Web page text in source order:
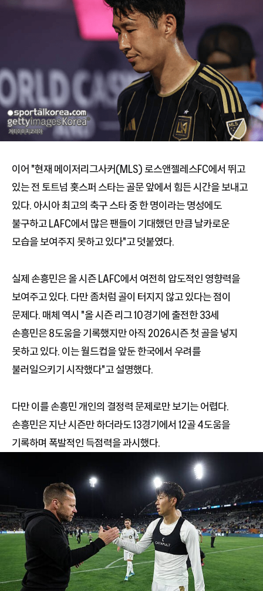
이어 "현재 메이저리그사커(MLS) 로스앤젤레스FC에서 뛰고
있는 전 토트넘 홋스퍼 스타는 골문 앞에서 힘든 시간을 보내고
있다. 아시아 최고의 축구 스타 중 한 명이라는 명성에도
불구하고 LAFC에서 많은 팬들이 기대했던 만큼 날카로운
모습을 보여주지 못하고 있다"고 덧붙였다.
실제 손흥민은 올 시즌 LAFC에서 여전히 압도적인 영향력을
보여주고 있다. 다만 좀처럼 골이 터지지 않고 있다는 점이
문제다. 매체 역시 "올 시즌 리그 10경기에 출전한 33세
손흥민은 8도움을 기록했지만 아직 2026시즌 첫 골을 넣지
못하고 있다. 이는 월드컵을 앞둔 한국에서 우려를
불러일으키기 시작했다"고 설명했다.
다만 이를 손흥민 개인의 결정력 문제로만 보기는 어렵다.
손흥민은 지난 시즌만 하더라도 13경기에서 12골 4도움을
기록하며 폭발적인 득점력을 과시했다.